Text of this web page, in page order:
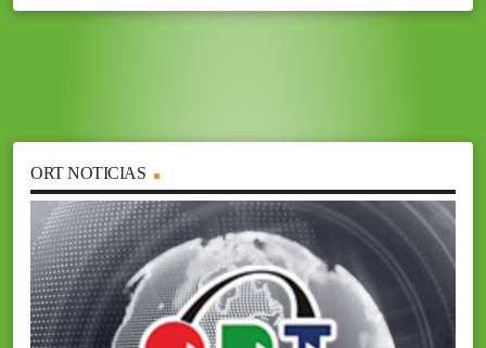
ORT NOTICIAS